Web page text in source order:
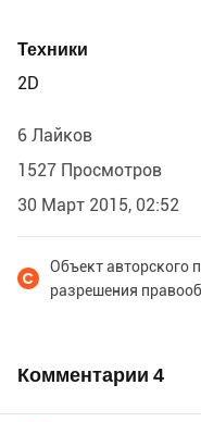
Техники
2D
6 Лайков
1527 Просмотров
30 Март 2015, 02:52
Объект авторского
разрешения
Комментарии 4